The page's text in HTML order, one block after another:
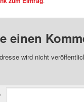
einen
wird nicht